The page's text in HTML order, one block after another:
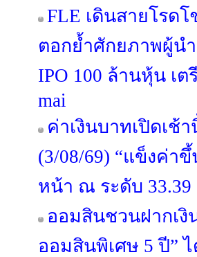
FLE เดินสายโรด
ตอกย้ำศักยภาพผู้น
IPO 100 ล้านหุ้น เ
mai
ค่าเงินบาทเปิดเช้
(3/08/69) “แข็งค่า
หน้า ณ ระดับ
ออมสินชวนฝากเงิ
ออมสินพิเศษ 5 ปี”